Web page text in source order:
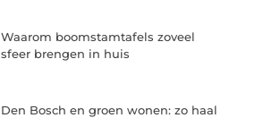
Waarom boomstamtafels zoveel
sfeer brengen in huis
Den Bosch en groen wonen: zo haal